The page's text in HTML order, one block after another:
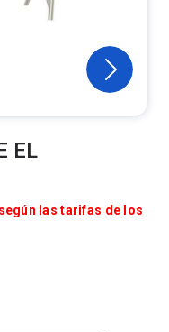
EL
las tarifas de los